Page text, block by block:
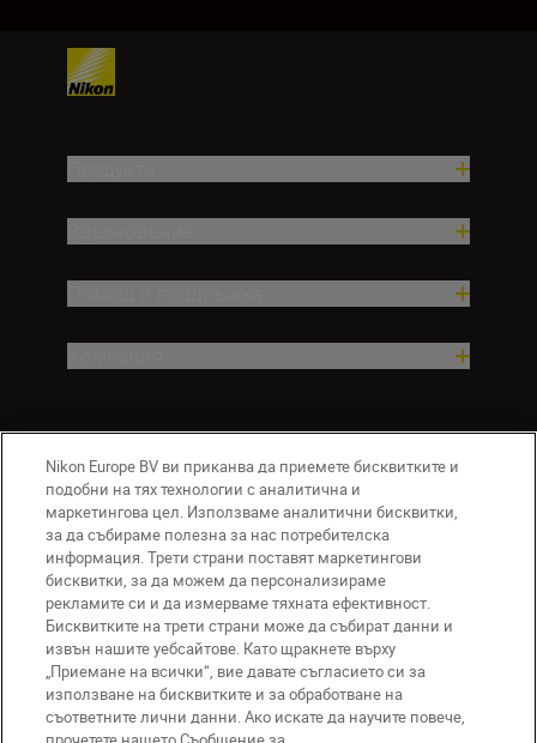
BG Nikon Sites
Връзка с нас
Съобщение за поверителност
Условия за използване
Съобщение за бисквитки
Настройки за бисквитките
© 2026 Nikon
Nikon Europe BV ви приканва да приемете бисквитките и
подобни на тях технологии с аналитична и
маркетингова цел. Използваме аналитични бисквитки,
за да събираме полезна за нас потребителска
информация. Трети страни поставят маркетингови
бисквитки, за да можем да персонализираме
рекламите си и да измерваме тяхната ефективност.
Бисквитките на трети страни може да събират данни и
извън нашите уебсайтове. Като щракнете върху
„Приемане на всички“, вие давате съгласието си за
използване на бисквитките и за обработване на
съответните лични данни. Ако искате да научите повече,